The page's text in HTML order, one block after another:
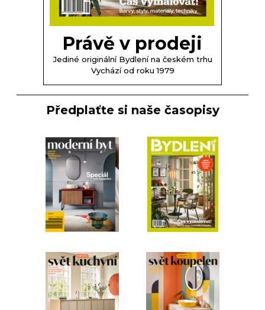
Právě v prodeji
Jediné originální Bydlení na českém trhu
Vychází od roku 1979
Předplaťte si naše časopisy